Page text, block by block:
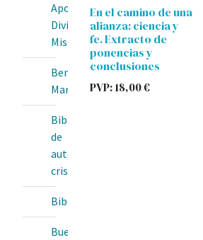
Apostolado
Divina
Misericordia
Bendita
María
Biblioteca
de
autores
cristianos
BibliotecaOnline
Buenas
En el camino de una
alianza: ciencia y
fe. Extracto de
ponencias y
conclusiones
PVP:18,00€